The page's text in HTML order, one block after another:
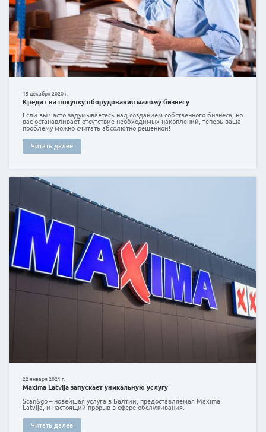
25 июля 2020 г.
Латвия вошла в топ-10 лучших стран мира для
жилье
Неожиданная новость от компании Remote Ventures
заняла почетное девятое место в мировом
наиболее выгодному вложению денег в
обрадовала не только жителей Латвийской